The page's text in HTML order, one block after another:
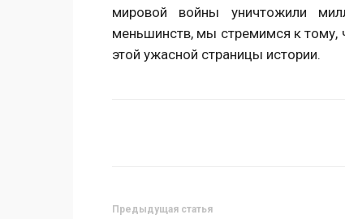
мировой войны уничтожили
меньшинств, мы стремимся к тому,
этой ужасной страницы истории.
Предыдущая статья